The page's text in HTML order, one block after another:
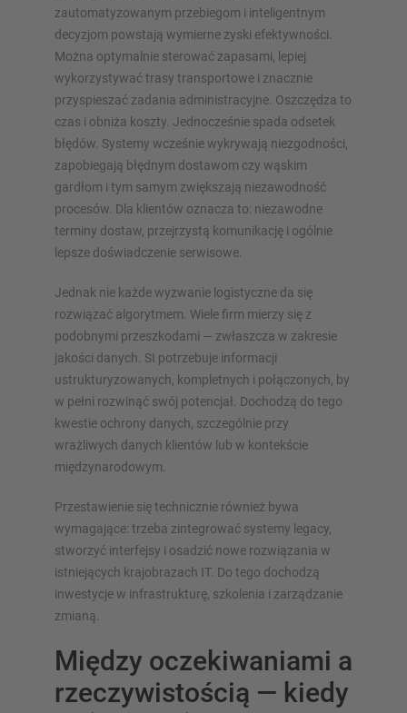
zautomatyzowanym przebiegom i inteligentnym
decyzjom powstają wymierne zyski efektywności.
Można optymalnie sterować zapasami, lepiej
wykorzystywać trasy transportowe i znacznie
przyspieszać zadania administracyjne. Oszczędza to
czas i obniża koszty. Jednocześnie spada odsetek
błędów. Systemy wcześnie wykrywają niezgodności,
zapobiegają błędnym dostawom czy wąskim
gardłom i tym samym zwiększają niezawodność
procesów. Dla klientów oznacza to: niezawodne
terminy dostaw, przejrzystą komunikację i ogólnie
lepsze doświadczenie serwisowe.
Jednak nie każde wyzwanie logistyczne da się
rozwiązać algorytmem. Wiele firm mierzy się z
podobnymi przeszkodami — zwłaszcza w zakresie
jakości danych. SI potrzebuje informacji
ustrukturyzowanych, kompletnych i połączonych, by
w pełni rozwinąć swój potencjał. Dochodzą do tego
kwestie ochrony danych, szczególnie przy
wrażliwych danych klientów lub w kontekście
międzynarodowym.
Przestawienie się technicznie również bywa
wymagające: trzeba zintegrować systemy legacy,
stworzyć interfejsy i osadzić nowe rozwiązania w
istniejących krajobrazach IT. Do tego dochodzą
inwestycje w infrastrukturę, szkolenia i zarządzanie
zmianą.
Między oczekiwaniami a
rzeczywistością — kiedy